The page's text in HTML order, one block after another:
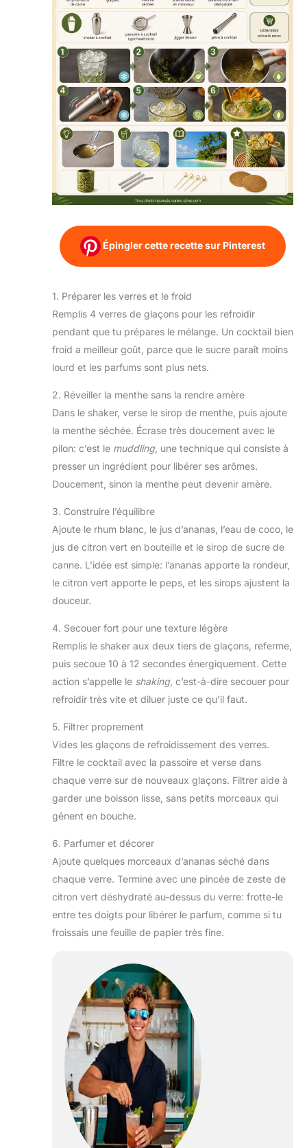
Épingler cette recette sur Pinterest
1. Préparer les verres et le froid
Remplis 4 verres de glaçons pour les refroidir
pendant que tu prépares le mélange. Un cocktail bien
froid a meilleur goût, parce que le sucre paraît moins
lourd et les parfums sont plus nets.
2. Réveiller la menthe sans la rendre amère
Dans le shaker, verse le sirop de menthe, puis ajoute
la menthe séchée. Écrase très doucement avec le
pilon: c’est le muddling, une technique qui consiste à
presser un ingrédient pour libérer ses arômes.
Doucement, sinon la menthe peut devenir amère.
3. Construire l’équilibre
Ajoute le rhum blanc, le jus d’ananas, l’eau de coco, le
jus de citron vert en bouteille et le sirop de sucre de
canne. L’idée est simple: l’ananas apporte la rondeur,
le citron vert apporte le peps, et les sirops ajustent la
douceur.
4. Secouer fort pour une texture légère
Remplis le shaker aux deux tiers de glaçons, referme,
puis secoue 10 à 12 secondes énergiquement. Cette
action s’appelle le shaking, c’est-à-dire secouer pour
refroidir très vite et diluer juste ce qu’il faut.
5. Filtrer proprement
Vides les glaçons de refroidissement des verres.
Filtre le cocktail avec la passoire et verse dans
chaque verre sur de nouveaux glaçons. Filtrer aide à
garder une boisson lisse, sans petits morceaux qui
gênent en bouche.
6. Parfumer et décorer
Ajoute quelques morceaux d’ananas séché dans
chaque verre. Termine avec une pincée de zeste de
citron vert déshydraté au-dessus du verre: frotte-le
entre tes doigts pour libérer le parfum, comme si tu
froissais une feuille de papier très fine.